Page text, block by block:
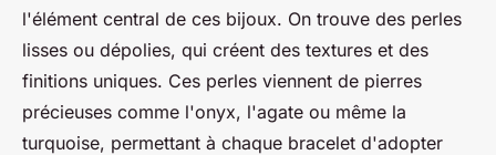
l'élément central de ces bijoux. On trouve des perles
lisses ou dépolies, qui créent des textures et des
finitions uniques. Ces perles viennent de pierres
précieuses comme l'onyx, l'agate ou même la
turquoise, permettant à chaque bracelet d'adopter